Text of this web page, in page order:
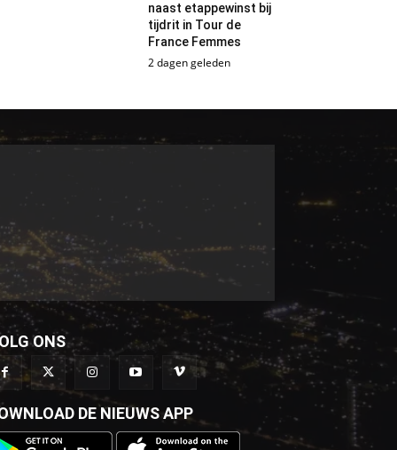
naast etappewinst bij
tijdrit in Tour de
France Femmes
2 dagen geleden
ONS
DE NIEUWS APP